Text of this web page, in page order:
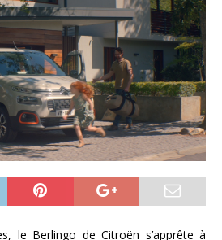
le Berlingo de Citroën s’apprête à